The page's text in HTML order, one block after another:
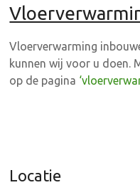
Vloerverwarming
kunnen wij voor u doen.
op de pagina
Locatie